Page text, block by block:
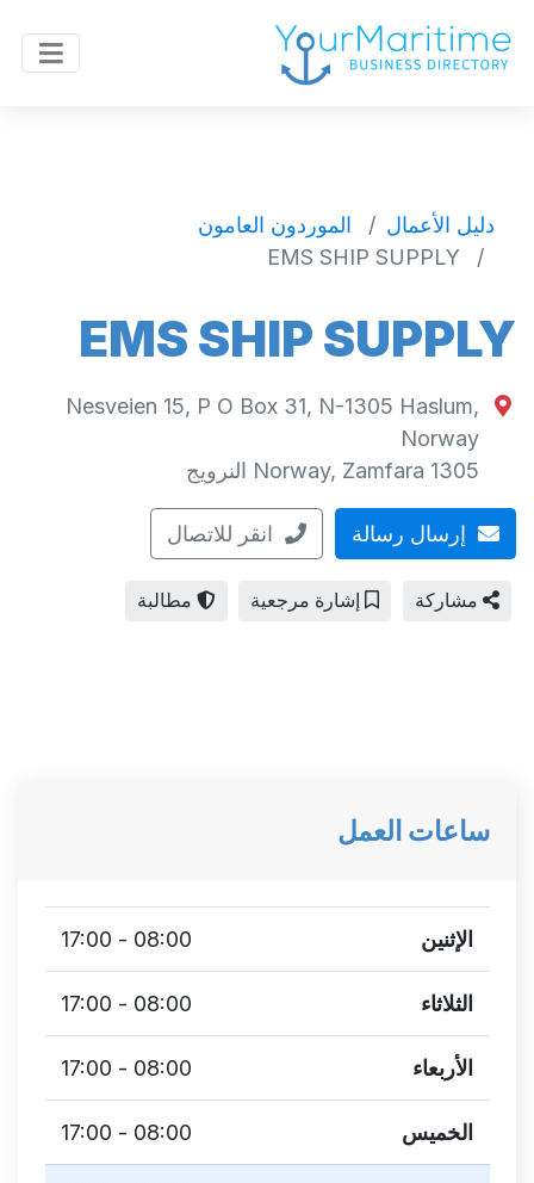
دليل الأعمال
الموردون العامون
EMS SHIP SUPPLY
EMS SHIP SUPPLY
Nesveien 15, P O Box 31, N-1305 Haslum,
Norway
Norway, Zamfara 1305 النرويج
إرسال رسالة انقر للاتصال
مشاركة إشارة مرجعية مطالبة
ساعات العمل
الإثنين 08:00 - 17:00
الثلاثاء 08:00 - 17:00
الأربعاء 08:00 - 17:00
الخميس 08:00 - 17:00